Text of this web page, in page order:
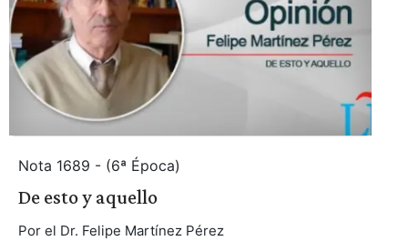
Nota 1689 - (6ª Época)
De esto y aquello
Por el Dr. Felipe Martínez Pérez